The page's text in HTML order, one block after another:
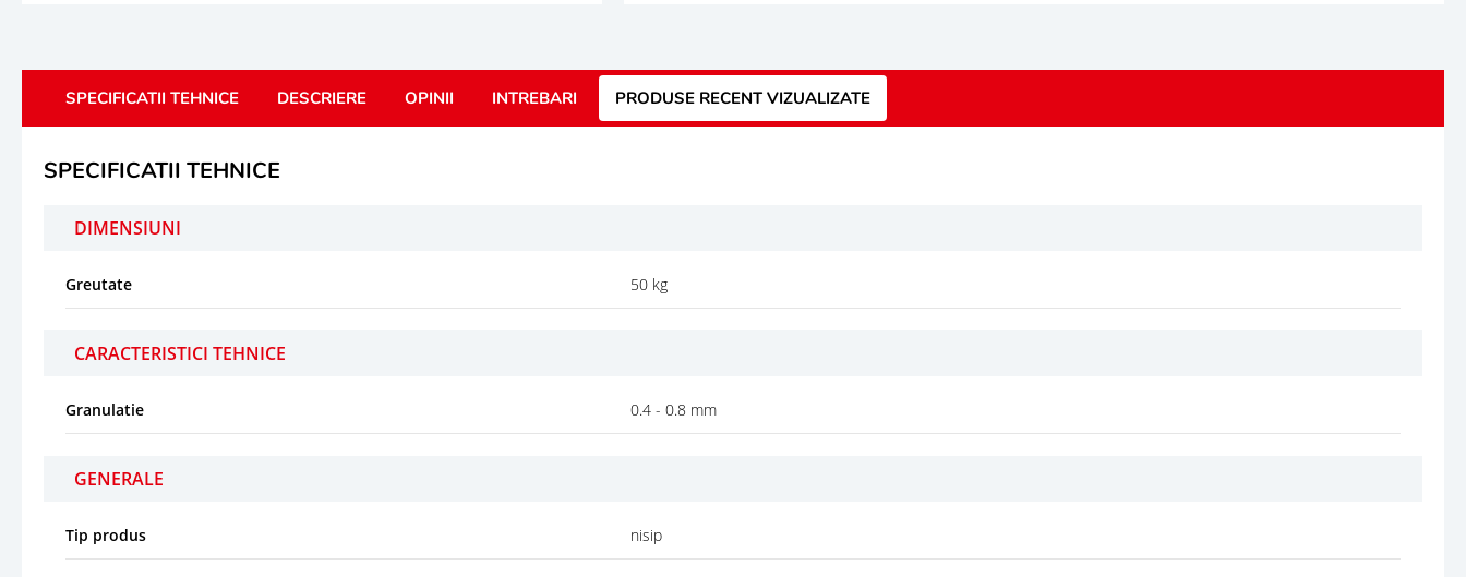
SPECIFICATII TEHNICE DESCRIERE OPINII INTREBARI PRODUSE RECENT VIZUALIZATE
SPECIFICATII TEHNICE
DIMENSIUNI
Greutate 50 kg
CARACTERISTICI TEHNICE
Granulatie 0.4 - 0.8 mm
GENERALE
Tip produs nisip